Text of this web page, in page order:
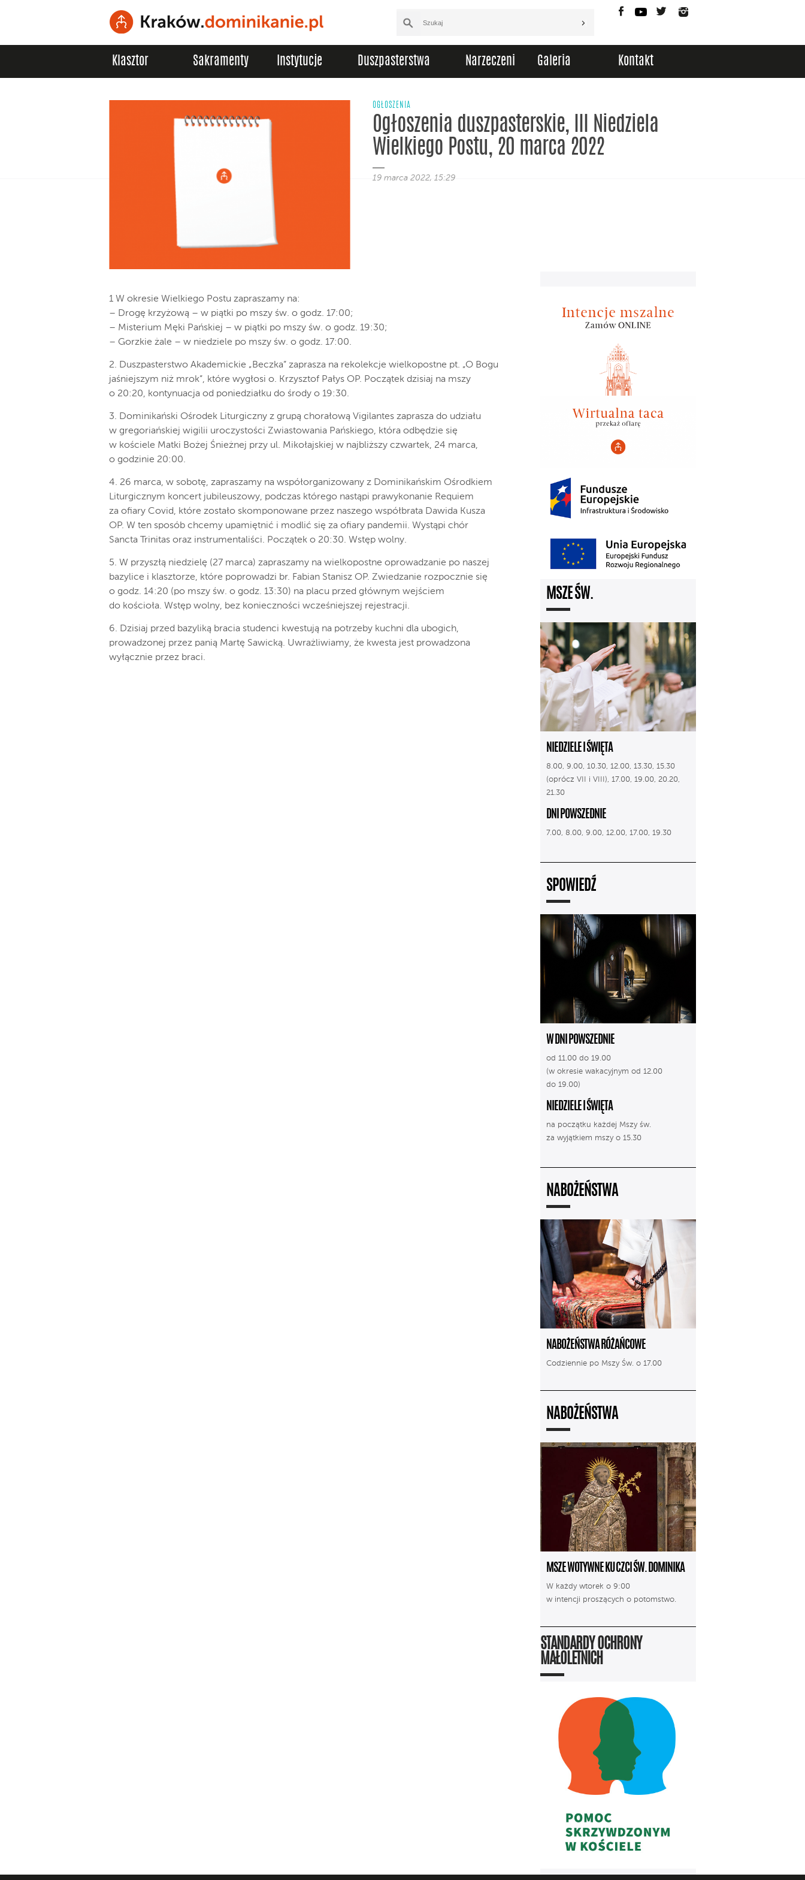
FacebookYouTubeTwitter
Klasztor Sakramenty Instytucje Duszpasterstwa Narzeczeni Galeria Kontakt
OGŁOSZENIA
Ogłoszenia duszpasterskie, III Niedziela
Wielkiego Postu, 20 marca 2022
19 marca 2022, 15:29
1 W okresie Wielkiego Postu zapraszamy na:
– Drogę krzyżową – w piątki po mszy św. o godz. 17:00;
– Misterium Męki Pańskiej – w piątki po mszy św. o godz. 19:30;
– Gorzkie żale – w niedziele po mszy św. o godz. 17:00.
2. Duszpasterstwo Akademickie „Beczka” zaprasza na rekolekcje wielkopostne pt. „O Bogu
jaśniejszym niż mrok”, które wygłosi o. Krzysztof Pałys OP. Początek dzisiaj na mszy
o 20:20, kontynuacja od poniedziałku do środy o 19:30.
3. Dominikański Ośrodek Liturgiczny z grupą chorałową Vigilantes zaprasza do udziału
w gregoriańskiej wigilii uroczystości Zwiastowania Pańskiego, która odbędzie się
w kościele Matki Bożej Śnieżnej przy ul. Mikołajskiej w najbliższy czwartek, 24 marca,
o godzinie 20:00.
4. 26 marca, w sobotę, zapraszamy na współorganizowany z Dominikańskim Ośrodkiem
Liturgicznym koncert jubileuszowy, podczas którego nastąpi prawykonanie Requiem
za ofiary Covid, które zostało skomponowane przez naszego współbrata Dawida Kusza
OP. W ten sposób chcemy upamiętnić i modlić się za ofiary pandemii. Wystąpi chór
Sancta Trinitas oraz instrumentaliści. Początek o 20:30. Wstęp wolny.
5. W przyszłą niedzielę (27 marca) zapraszamy na wielkopostne oprowadzanie po naszej
bazylice i klasztorze, które poprowadzi br. Fabian Stanisz OP. Zwiedzanie rozpocznie się
o godz. 14:20 (po mszy św. o godz. 13:30) na placu przed głównym wejściem
do kościoła. Wstęp wolny, bez konieczności wcześniejszej rejestracji.
6. Dzisiaj przed bazyliką bracia studenci kwestują na potrzeby kuchni dla ubogich,
prowadzonej przez panią Martę Sawicką. Uwrażliwiamy, że kwesta jest prowadzona
wyłącznie przez braci.
MSZE ŚW.
NIEDZIELE I ŚWIĘTA
8.00, 9.00, 10.30, 12.00, 13.30, 15.30
(oprócz VII i VIII), 17.00, 19.00, 20.20,
21.30
DNI POWSZEDNIE
7.00, 8.00, 9.00, 12.00, 17.00, 19.30
SPOWIEDŹ
W DNI POWSZEDNIE
od 11.00 do 19.00
(w okresie wakacyjnym od 12.00
do 19.00)
NIEDZIELE I ŚWIĘTA
na początku każdej Mszy św.
za wyjątkiem mszy o 15.30
NABOŻEŃSTWA
NABOŻEŃSTWA RÓŻAŃCOWE
Codziennie po Mszy Św. o 17.00
NABOŻEŃSTWA
MSZE WOTYWNE KU CZCI ŚW. DOMINIKA
W każdy wtorek o 9:00
w intencji proszących o potomstwo.
STANDARDY OCHRONY
MAŁOLETNICH